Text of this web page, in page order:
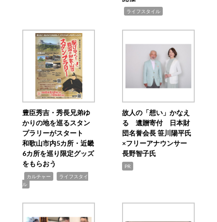
ライフスタイル
豊臣秀吉・秀長兄弟ゆ
かりの地を巡るスタン
プラリーがスタート
和歌山市内5カ所・近畿
6カ所を巡り限定グッズ
をもらおう
カルチャー
ライフスタイ
ル
故人の「想い」かなえ
る 遺贈寄付 日本財
団名誉会長 笹川陽平氏
×フリーアナウンサー
長野智子氏
PR